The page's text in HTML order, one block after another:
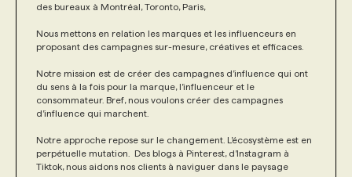
des bureaux à Montréal, Toronto, Paris,
Nous mettons en relation les marques et les influenceurs en
proposant des campagnes sur-mesure, créatives et efficaces.
Notre mission est de créer des campagnes d’influence qui ont
du sens à la fois pour la marque, l’influenceur et le
consommateur. Bref, nous voulons créer des campagnes
d’influence qui marchent.
Notre approche repose sur le changement. L’écosystème est en
perpétuelle mutation. Des blogs à Pinterest, d’Instagram à
Tiktok, nous aidons nos clients à naviguer dans le paysage